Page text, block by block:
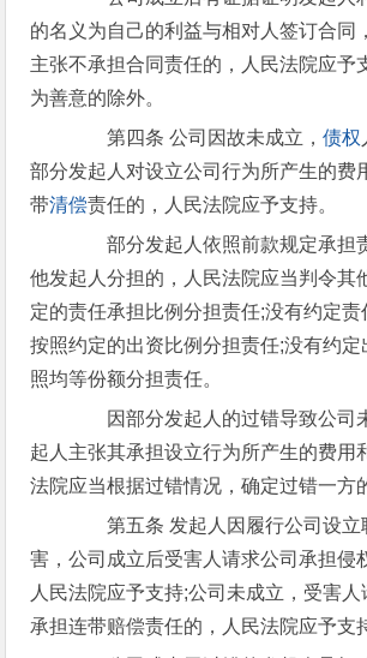
的名义为自己的利益与相对人签订合同
主张不承担合同责任的，人民法院应予
为善意的除外。
第四条 公司因故未成立，债权
部分发起人对设立公司行为所产生的费
带清偿责任的，人民法院应予支持。
部分发起人依照前款规定承担
他发起人分担的，人民法院应当判令其
定的责任承担比例分担责任;没有约定责
按照约定的出资比例分担责任;没有约
照均等份额分担责任。
因部分发起人的过错导致公司
起人主张其承担设立行为所产生的费用
法院应当根据过错情况，确定过错一方
第五条 发起人因履行公司设立
害，公司成立后受害人请求公司承担侵
人民法院应予支持;公司未成立，受害人
承担连带赔偿责任的，人民法院应予支